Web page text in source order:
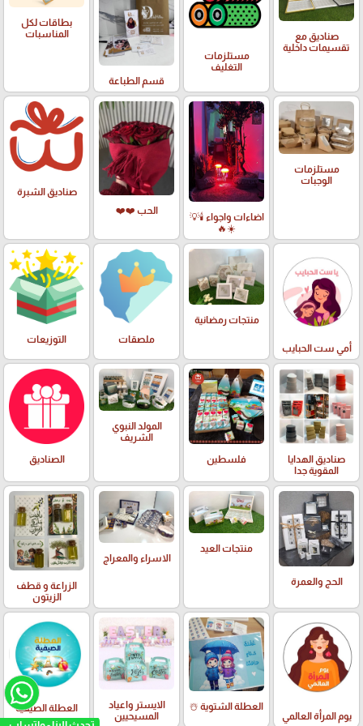
صناديق مع
تقسيمات داخلية
مستلزمات
التغليف
قسم الطباعة
بطاقات لكل
المناسبات
مستلزمات
الوجبات
اضاءات واجواء 🕯️💡
☀️🔥
الحب ❤️❤️
صناديق الشبرة
أمي ست الحبايب
منتجات رمضانية
ملصقات
التوزيعات
صناديق الهدايا
المقوية جدا
فلسطين
المولد النبوي
الشريف
الصناديق
الحج والعمرة
منتجات العيد
الاسراء والمعراج
الزراعة و قطف
الزيتون
يوم المرأة العالمي
العطلة الشتوية ☃️
الايستر واعياد
المسيحيين
العطلة الصيفية